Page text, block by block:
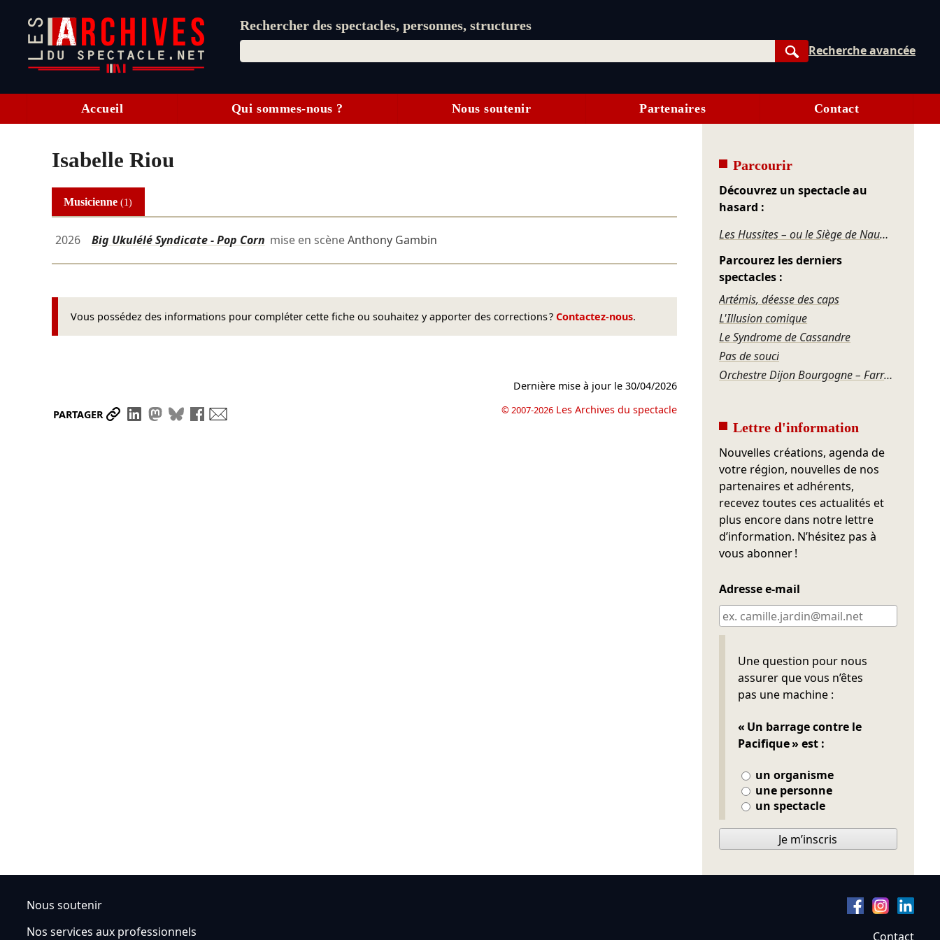
Rechercher des spectacles, personnes, structures
Rechercher
Recherche avancée
Accueil Qui sommes-nous ? Nous soutenir Partenaires Contact
Isabelle Riou
Musicienne(1)
2026 Big Ukulélé Syndicate - Pop Corn mise en scèneAnthony Gambin
Vous possédez des informations pour compléter cette fiche ou souhaitez y apporter des corrections ? Contactez-nous.
PARTAGER Partager le lien
Partager sur LinkedIn
Partager sur Mastodon
Partager sur Bluesky
Partager sur Facebook
Dernière mise à jour le30/04/2026
© 2007-2026 Les Archives du spectacle
Parcourir
Découvrez un spectacle au
hasard :
Les Hussites – ou le Siège de Naumbourg
Parcourez les derniers
spectacles :
Artémis, déesse des caps
L'Illusion comique
Le Syndrome de Cassandre
Pas de souci
Orchestre Dijon Bourgogne – Farrenc, Saint-Saëns, Bonis, Offenbach
Lettre d'information
Nouvelles créations, agenda de
votre région, nouvelles de nos
partenaires et adhérents,
recevez toutes ces actualités et
plus encore dans notre lettre
d’information. N’hésitez pas à
vous abonner !
Adresse e-mail
Une question pour nous
assurer que vous n’êtes
pas une machine :
« Un barrage contre le
Pacifique » est :
un organisme
une personne
un spectacle
Ne pas remplir
Je m’inscris
Nous soutenir
Nos services aux professionnels
Contact